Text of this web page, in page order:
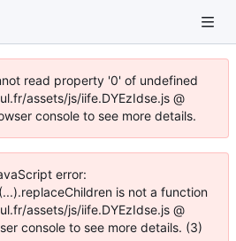
read property '0' of undefined
assets/js/iife.DYEzIdse.js @
console to see more details.
error:
is not a function
assets/js/iife.DYEzIdse.js @
console to see more details. (3)